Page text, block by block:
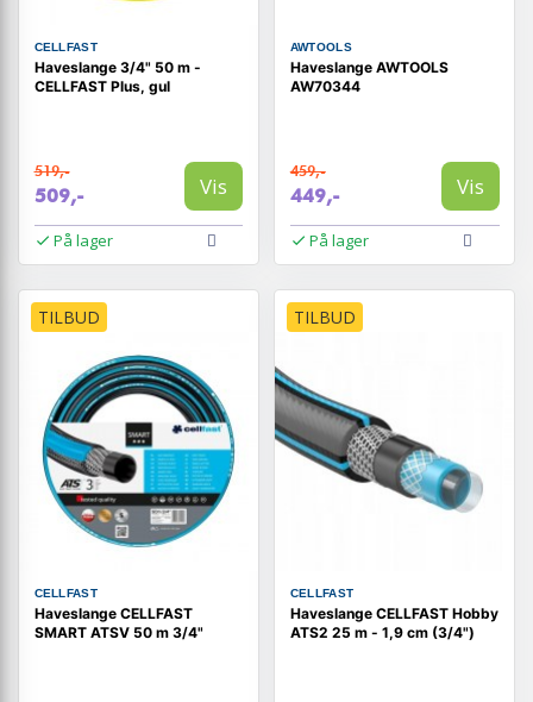
CELLFAST
Haveslange 3/4" 50 m -
CELLFAST Plus, gul
519,-
509,- Vis
På lager
AWTOOLS
Haveslange AWTOOLS
AW70344
459,-
449,- Vis
På lager
TILBUD
CELLFAST
Haveslange CELLFAST
SMART ATSV 50 m 3/4"
TILBUD
CELLFAST
Haveslange CELLFAST Hobby
ATS2 25 m - 1,9 cm (3/4")